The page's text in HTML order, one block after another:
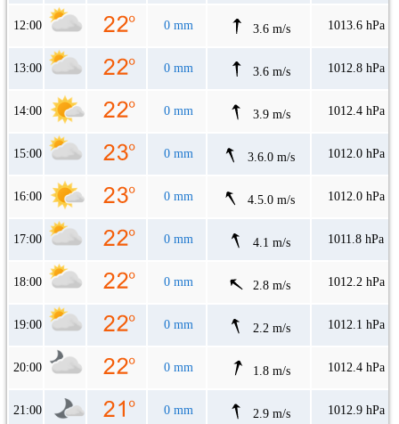
12:00 0 mm 3.6 m/s 1013.6 hPa
13:00 0 mm 3.6 m/s 1012.8 hPa
14:00 0 mm 3.9 m/s 1012.4 hPa
15:00 0 mm 3.6.0 m/s 1012.0 hPa
16:00 0 mm 4.5.0 m/s 1012.0 hPa
17:00 0 mm 4.1 m/s 1011.8 hPa
18:00 0 mm 2.8 m/s 1012.2 hPa
19:00 0 mm 2.2 m/s 1012.1 hPa
20:00 0 mm 1.8 m/s 1012.4 hPa
21:00 0 mm 2.9 m/s 1012.9 hPa